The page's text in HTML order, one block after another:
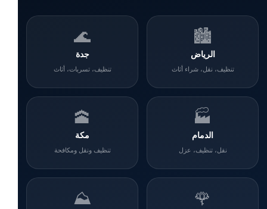
🏙️
الرياض
تنظيف، نقل، شراء أثاث
🌊
جدة
تنظيف، تسربات، أثاث
🏭
الدمام
نقل، تنظيف، عزل
🕋
مكة
تنظيف ونقل ومكافحة
🌹
⛰️